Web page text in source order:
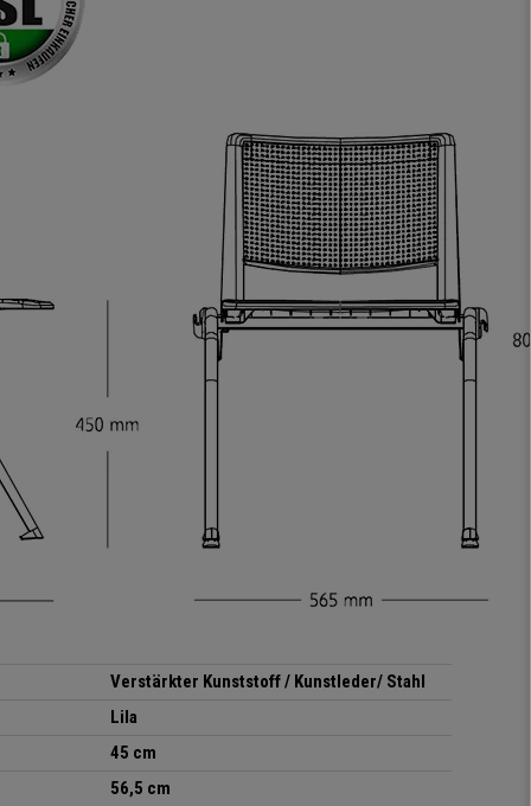
sich der
Körperbewegung an.
Klare Kaufempfehlung!
Verstärkter Kunststoff / Kunstleder/ Stahl
Lila
45 cm
56,5 cm